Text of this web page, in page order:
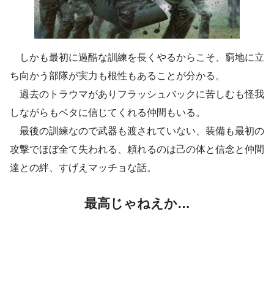
しかも最初に過酷な訓練を長くやるからこそ、窮地に立
ち向かう部隊が実力も根性もあることが分かる。
過去のトラウマがありフラッシュバックに苦しむも怪我
しながらもベタに信じてくれる仲間もいる。
最後の訓練なので武器も渡されていない、装備も最初の
攻撃でほぼ全て失われる、頼れるのは己の体と信念と仲間
達との絆、すげえマッチョな話。
最高じゃねえか…